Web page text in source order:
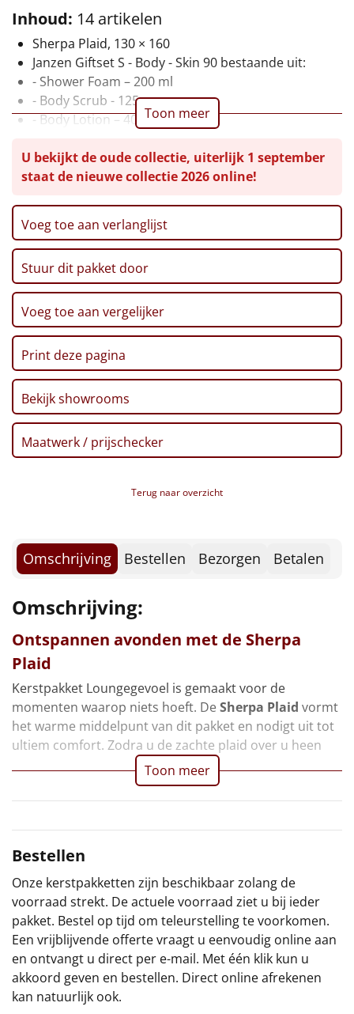
Vrouwen
Duurzaam
Leuke
Goedkope
Uniek
Alle thema's
Artikel
Hitster NIEUW
Pizzarette
Tas
Wake up light
Borrelplank
Warmtekussen
Noodradio NIEUW
Deken (fleece plaid)
Alle artikelen
Overige
Ideeën
Personeel
Sinterklaaspakketten
Kerstgeschenken 2026
Relatiegeschenken
Cadeaubon
Per stuk
Inhoud: 14 artikelen
Sherpa Plaid, 130 × 160
Janzen Giftset S - Body - Skin 90 bestaande uit:
- Shower Foam – 200 ml
- Body Scrub - 125 gr
- Body Lotion – 40 ml
Waxinelichtje, 8 st
Theelichthouders, 4 st
Toast 'Teamwork', 100 gr
Broodstengels 'Champion', 125 gr
No. 1 Pretzels, 200 gr
Haverkoekjes 'Amazing', 135 gr
Team Magazine
CenterParcs Voucher
Postcode Loterij Lot
Verpakt in een feestelijke kerstdoos, 49 x 39 x 20 cm
Toon meer
U bekijkt de oude collectie, uiterlijk 1 september
staat de nieuwe collectie 2026 online!
Voeg toe aan verlanglijst
Stuur dit pakket door
Voeg toe aan vergelijker
Print deze pagina
Bekijk showrooms
Maatwerk / prijschecker
Terug naar overzicht
Omschrijving Bestellen Bezorgen Betalen
Omschrijving:
Ontspannen avonden met de Sherpa
Plaid
Kerstpakket Loungegevoel is gemaakt voor de
momenten waarop niets hoeft. DeSherpa Plaid vormt
het warme middelpunt van dit pakket en nodigt uit tot
ultiem comfort. Zodra u de zachte plaid over u heen
Toon meer
Bestellen
Onze kerstpakketten zijn beschikbaar zolang de
voorraad strekt. De actuele voorraad ziet u bij ieder
pakket. Bestel op tijd om teleurstelling te voorkomen.
Een vrijblijvende offerte vraagt u eenvoudig online aan
en ontvangt u direct per e-mail. Met één klik kun u
akkoord geven en bestellen. Direct online afrekenen
kan natuurlijk ook.